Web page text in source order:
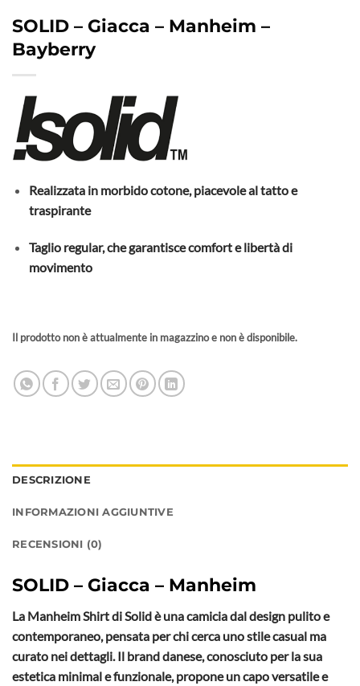
SOLID – Giacca – Manheim –
Bayberry
Realizzata in morbido cotone, piacevole al tatto e
traspirante
Taglio regular, che garantisce comfort e libertà di
movimento
Il prodotto non è attualmente in magazzino e non è disponibile.
DESCRIZIONE
INFORMAZIONI AGGIUNTIVE
RECENSIONI (0)
SOLID – Giacca – Manheim
La Manheim Shirt di Solid è una camicia dal design pulito e
contemporaneo, pensata per chi cerca uno stile casual ma
curato nei dettagli. Il brand danese, conosciuto per la sua
estetica minimal e funzionale, propone un capo versatile e